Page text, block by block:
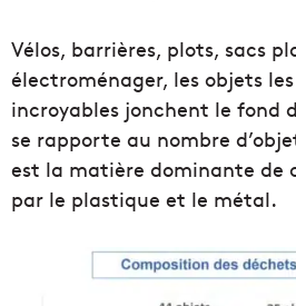
Vélos, barrières, plots, sacs
électroménager, les objets
incroyables jonchent le fond
se rapporte au nombre
est la matière dominante de
par le plastique et le métal.